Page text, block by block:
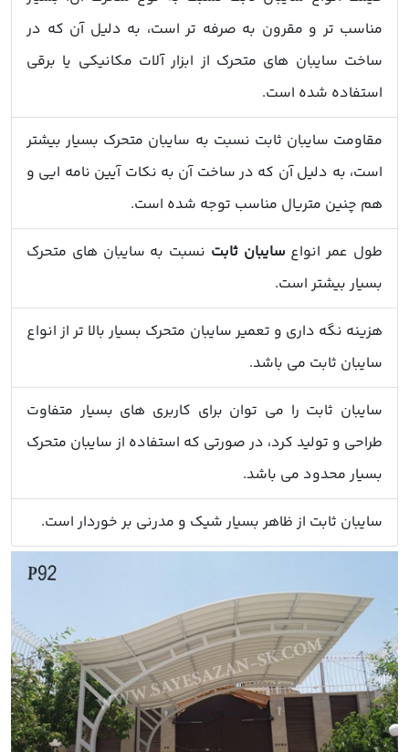
مناسب تر و مقرون به صرفه تر است، به دلیل آن که در
ساخت سایبان های متحرک از ابزار آلات مکانیکی یا برقی
استفاده شده است.
مقاومت سایبان ثابت نسبت به سایبان متحرک بسیار بیشتر
است، به دلیل آن که در ساخت آن به نکات آیین نامه ایی و
هم چنین متریال مناسب توجه شده است.
طول عمر انواع سایبان ثابت نسبت به سایبان های متحرک
بسیار بیشتر است.
هزینه نگه داری و تعمیر سایبان متحرک بسیار بالا تر از انواع
سایبان ثابت می باشد.
سایبان ثابت را می توان برای کاربری های بسیار متفاوت
طراحی و تولید کرد، در صورتی که استفاده از سایبان متحرک
بسیار محدود می باشد.
سایبان ثابت از ظاهر بسیار شیک و مدرنی بر خوردار است.